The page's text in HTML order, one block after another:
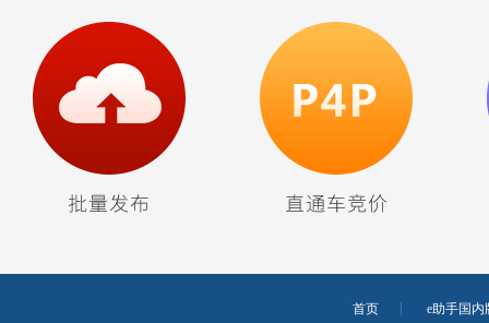
首页 e助手国内